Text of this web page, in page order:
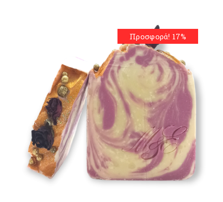
Προσφορά! 17%